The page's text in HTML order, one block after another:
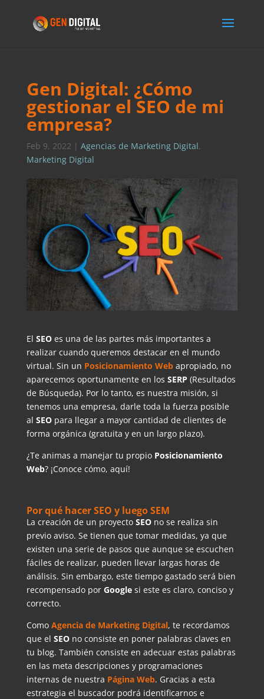
Gen Digital: ¿Cómo
gestionar el SEO de mi
empresa?
Feb 9, 2022 | Agencias de Marketing Digital,
Marketing Digital
El SEO es una de las partes más importantes a
realizar cuando queremos destacar en el mundo
virtual. Sin un Posicionamiento Web apropiado, no
aparecemos oportunamente en los SERP (Resultados
de Búsqueda). Por lo tanto, es nuestra misión, si
tenemos una empresa, darle toda la fuerza posible
al SEO para llegar a mayor cantidad de clientes de
forma orgánica (gratuita y en un largo plazo).
¿Te animas a manejar tu propio Posicionamiento
Web? ¡Conoce cómo, aquí!
Por qué hacer SEO y luego SEM
La creación de un proyecto SEO no se realiza sin
previo aviso. Se tienen que tomar medidas, ya que
existen una serie de pasos que aunque se escuchen
fáciles de realizar, pueden llevar largas horas de
análisis. Sin embargo, este tiempo gastado será bien
recompensado por Google si este es claro, conciso y
correcto.
ComoAgencia de Marketing Digital, te recordamos
que el SEO no consiste en poner palabras claves en
tu blog. También consiste en adecuar estas palabras
en las meta descripciones y programaciones
internas de nuestra Página Web. Gracias a esta
estrategia el buscador podrá identificarnos e